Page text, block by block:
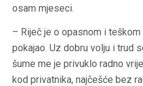
osam mjeseci.
– Riječ je o opasnom i
pokajao. Uz dobru volju i trud
šume me je privuklo radno
kod privatnika, najčešće bez